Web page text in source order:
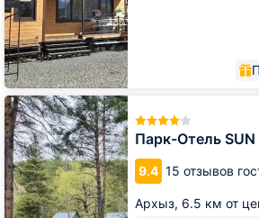
Парк-Отель SUN
9.4 15 отзывов
Архыз, 6.5 км от
Парк-
Отель
SUN
VILLAGE
Arkhyz